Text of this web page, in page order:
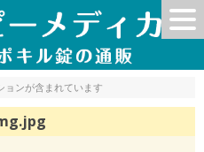
ョンが含まれています